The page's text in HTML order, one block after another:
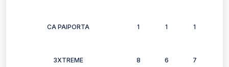
CA PAIPORTA 1 1 1
3XTREME 8 6 7